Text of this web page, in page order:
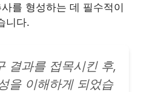
를 형성하는 데 필수적이
니다.
결과를 접목시킨 후,
을 이해하게 되었습